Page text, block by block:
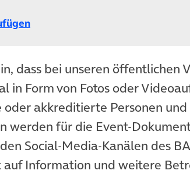
dass bei unseren öffentlichen
in Form von Fotos oder
akkreditierte Personen
werden für die Event-
Social-Media-Kanälen des
auf Information und weitere